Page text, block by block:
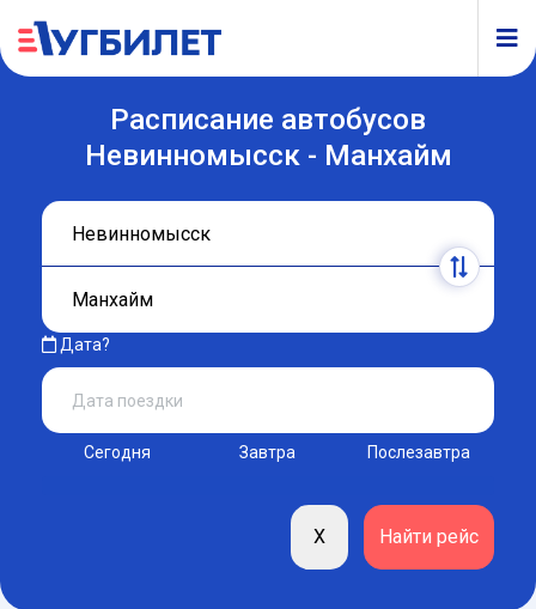
Расписание автобусов
Невинномысск - Манхайм
Дата?
Сегодня Завтра Послезавтра